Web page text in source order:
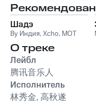
Шадэ
By Индия,Xcho, MOT
О треке
Лейбл
腾讯音乐人
Исполнитель
林秀金, 高秋遂